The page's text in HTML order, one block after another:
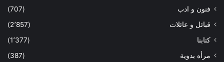
فنون و ادب
(707)
قبائل و عائلات
(2٬857)
كتابنا
(1٬377)
مرأه بدوية
(387)